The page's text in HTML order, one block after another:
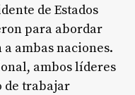
de Estados
para abordar
ambas naciones.
ambos líderes
de trabajar